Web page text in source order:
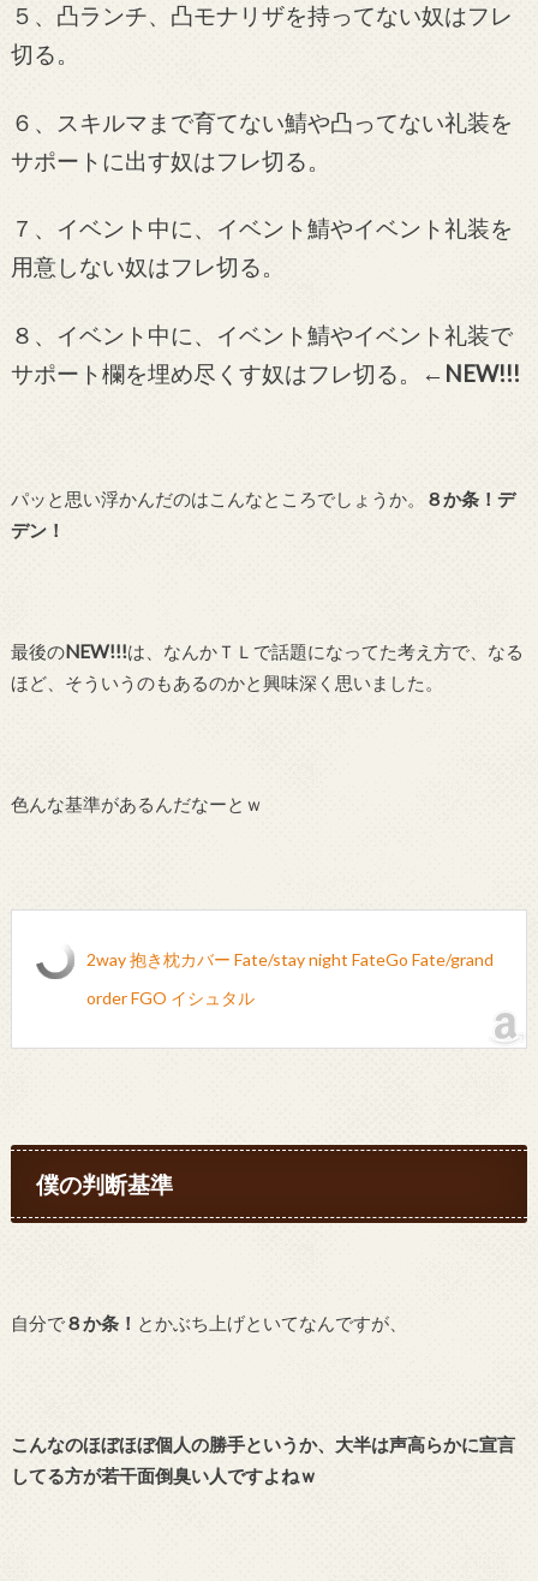
５、凸ランチ、凸モナリザを持ってない奴はフレ
切る。
６、スキルマまで育てない鯖や凸ってない礼装を
サポートに出す奴はフレ切る。
７、イベント中に、イベント鯖やイベント礼装を
用意しない奴はフレ切る。
８、イベント中に、イベント鯖やイベント礼装で
サポート欄を埋め尽くす奴はフレ切る。
←NEW!!!
パッと思い浮かんだのはこんなところでしょうか。
８か条！デ
デン！
最後のNEW!!!は、なんかＴＬで話題になってた考え方で、なる
ほど、そういうのもあるのかと興味深く思いました。
色んな基準があるんだなーとｗ
2way 抱き枕カバー Fate/stay night FateGo Fate/grand
order FGO イシュタル
僕の判断基準
自分で８か条！ とかぶち上げといてなんですが、
こんなのほぼほぼ個人の勝手というか、大半は声高らかに宣言
してる方が若干面倒臭い人ですよねｗ